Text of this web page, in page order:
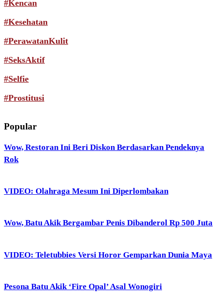
#Kencan
#Kesehatan
#PerawatanKulit
#SeksAktif
#Selfie
#Prostitusi
Popular
Wow, Restoran Ini Beri Diskon Berdasarkan Pendeknya
Rok
VIDEO: Olahraga Mesum Ini Diperlombakan
Wow, Batu Akik Bergambar Penis Dibanderol Rp 500 Juta
VIDEO: Teletubbies Versi Horor Gemparkan Dunia Maya
Pesona Batu Akik ‘Fire Opal’ Asal Wonogiri